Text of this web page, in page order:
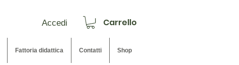
Fattoria didattica Contatti Shop
Accedi Carrello